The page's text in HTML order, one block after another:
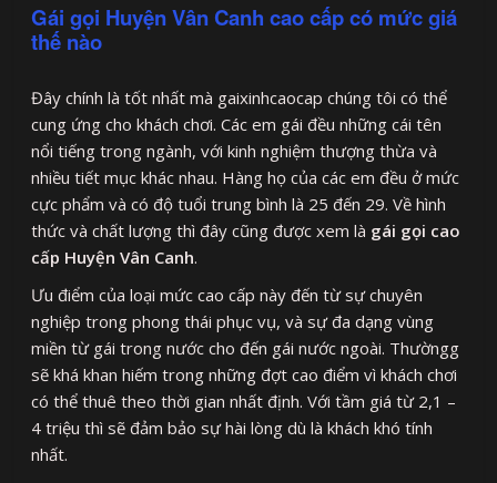
Gái gọi Huyện Vân Canh cao cấp có mức giá
thế nào
Đây chính là tốt nhất mà gaixinhcaocap chúng tôi có thể
cung ứng cho khách chơi. Các em gái đều những cái tên
nổi tiếng trong ngành, với kinh nghiệm thượng thừa và
nhiều tiết mục khác nhau. Hàng họ của các em đều ở mức
cực phẩm và có độ tuổi trung bình là 25 đến 29. Về hình
thức và chất lượng thì đây cũng được xem là gái gọi cao
cấp Huyện Vân Canh.
Ưu điểm của loại mức cao cấp này đến từ sự chuyên
nghiệp trong phong thái phục vụ, và sự đa dạng vùng
miền từ gái trong nước cho đến gái nước ngoài. Thườngg
sẽ khá khan hiếm trong những đợt cao điểm vì khách chơi
có thể thuê theo thời gian nhất định. Với tầm giá từ 2,1 –
4 triệu thì sẽ đảm bảo sự hài lòng dù là khách khó tính
nhất.